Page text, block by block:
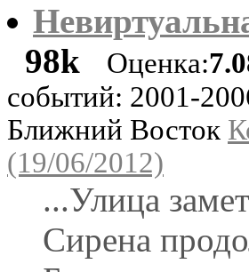
98k
Оценка:
событий: 2001-
Ближний Восток
(19/06/2012)
...Улица
Сирена